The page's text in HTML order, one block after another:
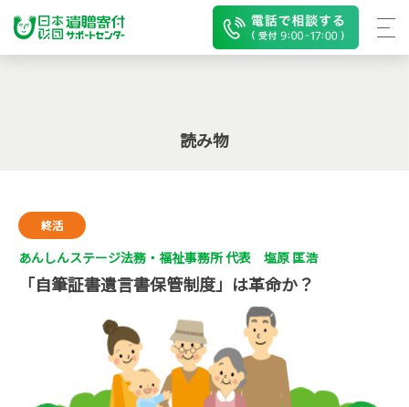
読み物
終活
あんしんステージ法務・福祉事務所 代表 塩原 匡浩
「自筆証書遺言書保管制度」は革命か？